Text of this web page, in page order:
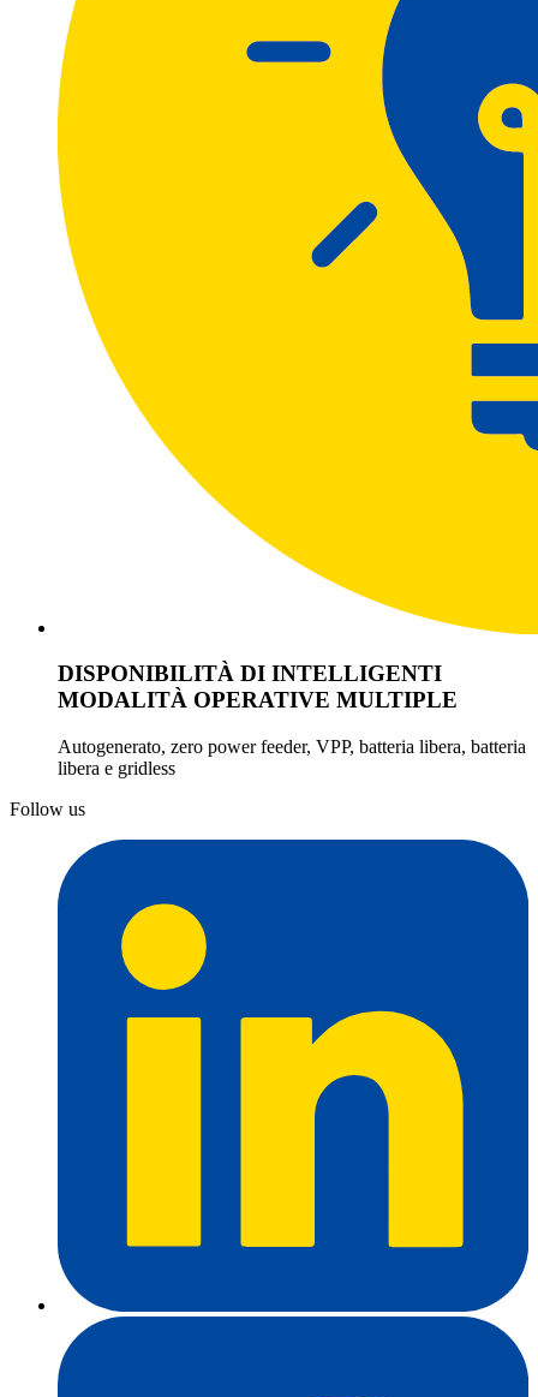
DISPONIBILITÀ DI INTELLIGENTI
MODALITÀ OPERATIVE MULTIPLE
Autogenerato, zero power feeder, VPP, batteria libera, batteria
libera e gridless
Follow us